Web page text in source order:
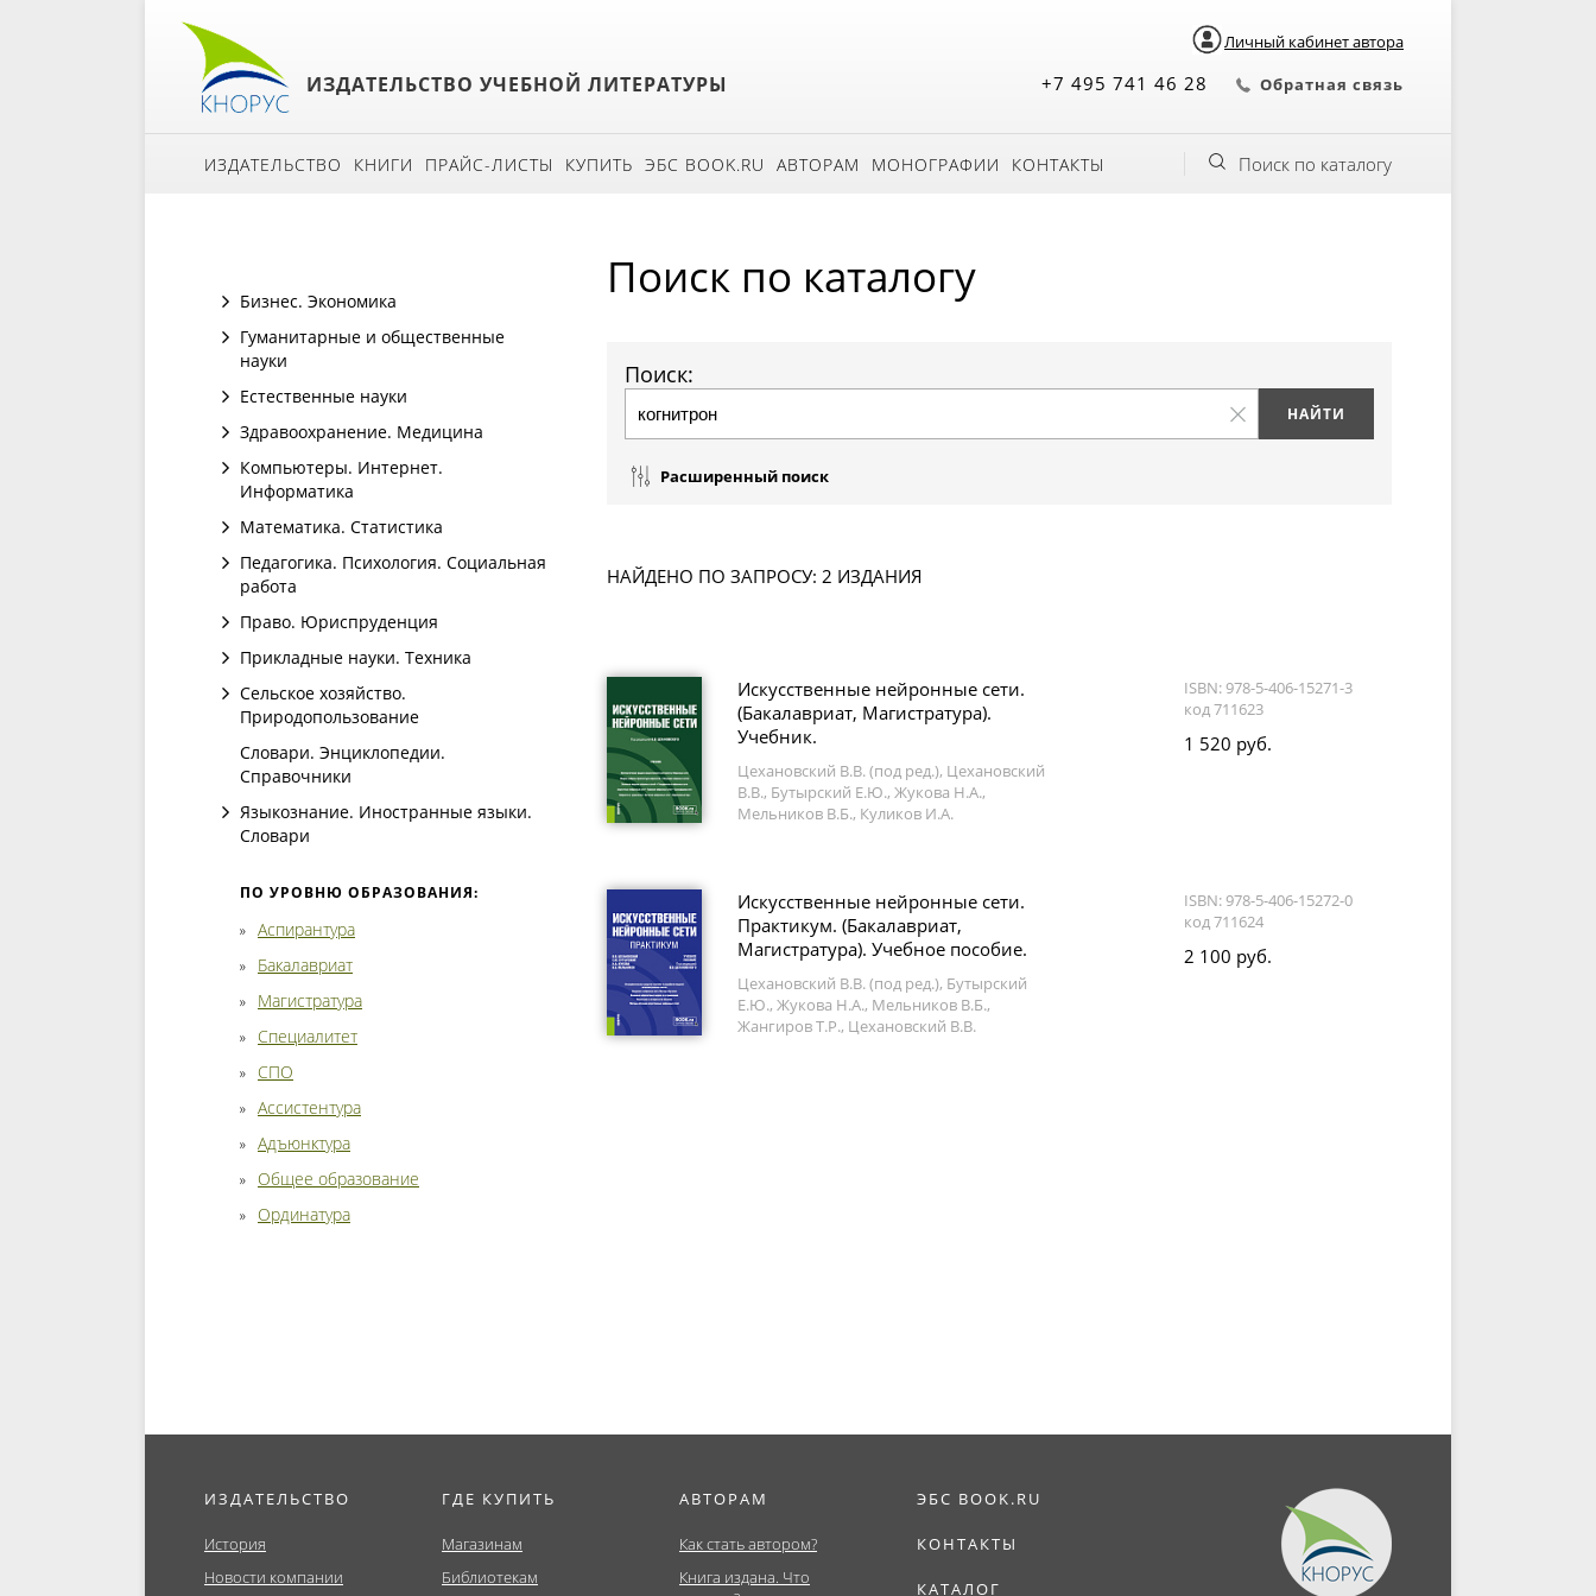
Личный кабинет автора
ИЗДАТЕЛЬСТВО УЧЕБНОЙ ЛИТЕРАТУРЫ +7 495 741 46 28 Обратная связь
ИЗДАТЕЛЬСТВО КНИГИ ПРАЙС-ЛИСТЫ КУПИТЬ ЭБС BOOK.RU АВТОРАМ МОНОГРАФИИ КОНТАКТЫ Поиск по каталогу
Бизнес. Экономика
Гуманитарные и общественные
науки
Естественные науки
Здравоохранение. Медицина
Компьютеры. Интернет.
Информатика
Математика. Статистика
Педагогика. Психология. Социальная
работа
Право. Юриспруденция
Прикладные науки. Техника
Сельское хозяйство.
Природопользование
Словари. Энциклопедии.
Справочники
Языкознание. Иностранные языки.
Словари
ПО УРОВНЮ ОБРАЗОВАНИЯ:
Аспирантура
Бакалавриат
Магистратура
Специалитет
СПО
Ассистентура
Адъюнктура
Общее образование
Ординатура
Поиск по каталогу
Поиск:
Расширенный поиск
НАЙДЕНО ПО ЗАПРОСУ: 2 ИЗДАНИЯ
Искусственные нейронные сети.
(Бакалавриат, Магистратура).
Учебник.
Цехановский В.В. (под ред.), Цехановский
В.В., Бутырский Е.Ю., Жукова Н.А.,
Мельников В.Б., Куликов И.А.
ISBN: 978-5-406-15271-3
код 711623
1 520 руб.
Искусственные нейронные сети.
Практикум. (Бакалавриат,
Магистратура). Учебное пособие.
Цехановский В.В. (под ред.), Бутырский
Е.Ю., Жукова Н.А., Мельников В.Б.,
Жангиров Т.Р., Цехановский В.В.
ISBN: 978-5-406-15272-0
код 711624
2 100 руб.
ИЗДАТЕЛЬСТВО
История
Новости компании
ГДЕ КУПИТЬ
Магазинам
Библиотекам
АВТОРАМ
Как стать автором?
Книга издана. Что
ЭБС BOOK.RU
КОНТАКТЫ
КАТАЛОГ